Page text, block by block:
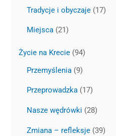
Tradycje i obyczaje(17)
Miejsca(21)
Życie na Krecie (94)
Przemyślenia(9)
Przeprowadzka(17)
Nasze wędrówki (28)
Zmiana – refleksje(39)